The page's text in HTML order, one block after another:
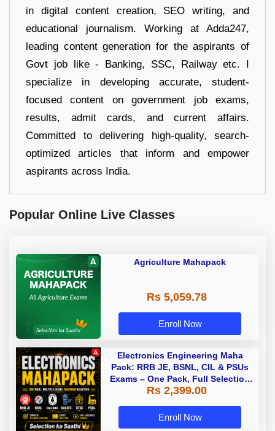
in digital content creation, SEO writing, and
educational journalism. Working at Adda247,
leading content generation for the aspirants of
Govt job like - Banking, SSC, Railway etc. I
specialize in developing accurate, student-
focused content on government job exams,
results, admit cards, and current affairs.
Committed to delivering high-quality, search-
optimized articles that inform and empower
aspirants across India.
Popular Online Live Classes
Agriculture Mahapack
Rs 5,059.78
Enroll Now
Electronics Engineering Maha
Pack: RRB JE, BSNL, CIL & PSUs
Exams – One Pack, Full Selection
Preparation
Rs 2,399.00
Enroll Now